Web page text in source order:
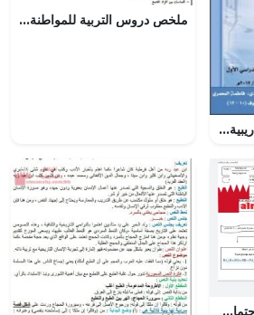
تحميل كراسة الطالب التدريبية في الرياضيات (التباديل والتوافيق) (رياضيات بحتة) الحادي عشر
ملخص دروس التربية للمواطنة لامتحان نهاية الفصل الأوّل (تربية للمواطنة) السادس
خريطة المفاهيم لفصل الاحتمالات في مقرر ريض 261